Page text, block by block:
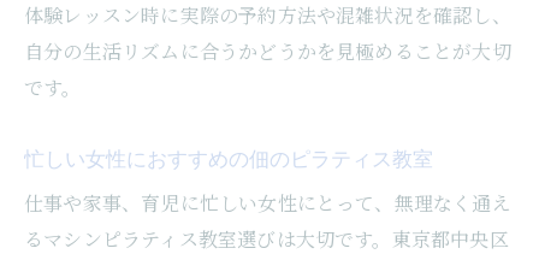
体験レッスン時に実際の予約方法や混雑状況を確認し、
自分の生活リズムに合うかどうかを見極めることが大切
です。
忙しい女性におすすめの佃のピラティス教室
仕事や家事、育児に忙しい女性にとって、無理なく通え
るマシンピラティス教室選びは大切です。東京都中央区